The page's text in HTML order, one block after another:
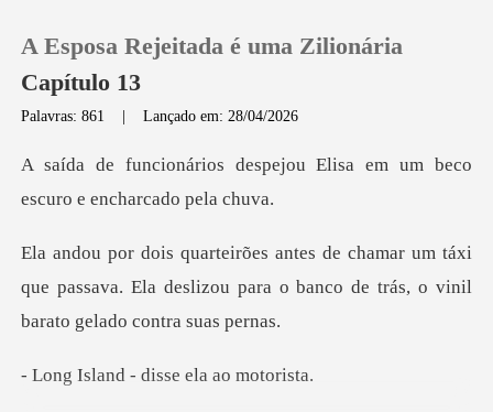
0
Histórico
A Esposa Rejeitada é uma Zilionária
Capítulo 13
Palavras: 861 |Lançado em: 28/04/2026
pejou Elisa em um beco
escu
m táxi
que passava. Ela deslizou para o banco de
- disse ela